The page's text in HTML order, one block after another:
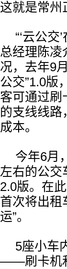
这就是常州
“‘云公
总经理陈凌
况，去年9
公交”1.0版
客可通过刷
的支线线路
成本。
今年6月
左右的公交
2.0版。在
首次将出租
运”。
5座小车
——刷卡机